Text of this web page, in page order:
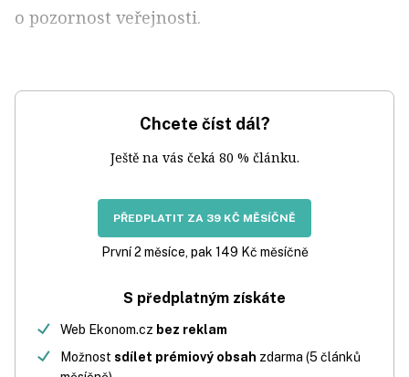
o pozornost veřejnosti.
Chcete číst dál?
Ještě na vás čeká 80 % článku.
PŘEDPLATIT ZA 39 KČ MĚSÍČNĚ
První 2 měsíce, pak 149 Kč měsíčně
S předplatným získáte
Web Ekonom.cz bez reklam
Možnost sdílet prémiový obsah zdarma (5 článků